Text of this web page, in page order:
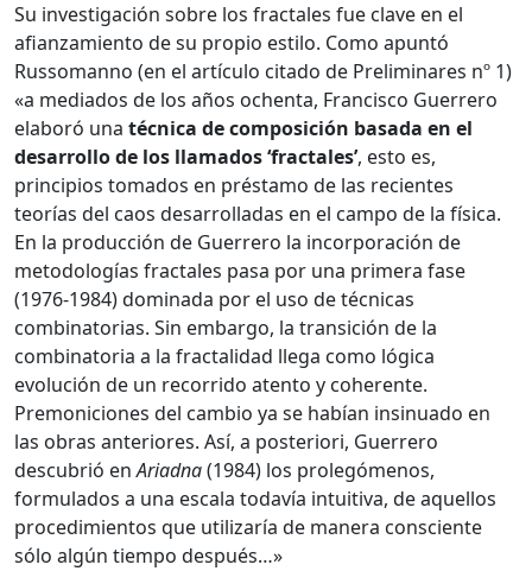
Su investigación sobre los fractales fue clave en el
afianzamiento de su propio estilo. Como apuntó
Russomanno (en el artículo citado de Preliminares nº 1)
«a mediados de los años ochenta, Francisco Guerrero
elaboró una técnica de composición basada en el
desarrollo de los llamados ‘fractales’, esto es,
principios tomados en préstamo de las recientes
teorías del caos desarrolladas en el campo de la física.
En la producción de Guerrero la incorporación de
metodologías fractales pasa por una primera fase
(1976-1984) dominada por el uso de técnicas
combinatorias. Sin embargo, la transición de la
combinatoria a la fractalidad llega como lógica
evolución de un recorrido atento y coherente.
Premoniciones del cambio ya se habían insinuado en
las obras anteriores. Así, a posteriori, Guerrero
descubrió enAriadna(1984) los prolegómenos,
formulados a una escala todavía intuitiva, de aquellos
procedimientos que utilizaría de manera consciente
sólo algún tiempo después…»